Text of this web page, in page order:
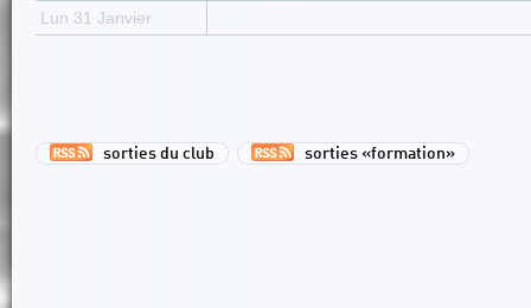
Lun 31 Janvier
sorties du club sorties «formation»